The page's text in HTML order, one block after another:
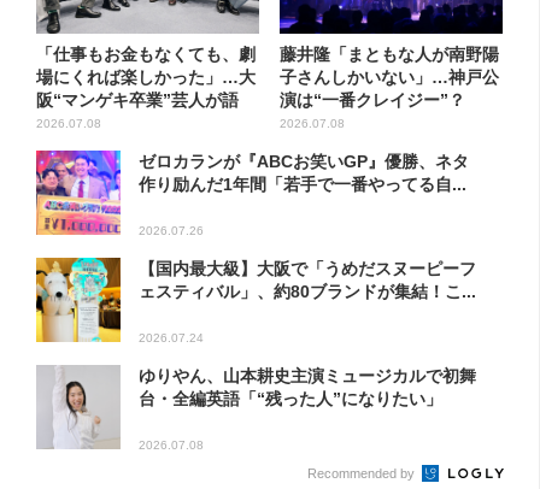
「仕事もお金もなくても、劇
場にくれば楽しかった」…大
阪“マンゲキ卒業”芸人が語
る...
2026.07.08
藤井隆「まともな人が南野陽
子さんしかいない」…神戸公
演は“一番クレイジー”？
2026.07.08
ゼロカランが『ABCお笑いGP』優勝、ネタ
作り励んだ1年間「若手で一番やってる自...
2026.07.26
【国内最大級】大阪で「うめだスヌーピーフ
ェスティバル」、約80ブランドが集結！こ...
2026.07.24
ゆりやん、山本耕史主演ミュージカルで初舞
台・全編英語「“残った人”になりたい」
2026.07.08
Recommended by